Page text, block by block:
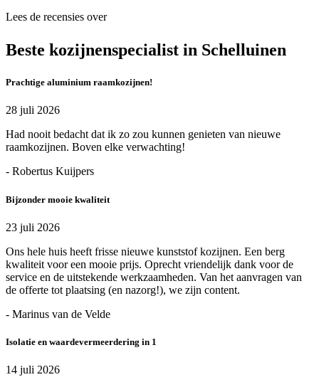
Lees de recensies over
Beste kozijnenspecialist in Schelluinen
Prachtige aluminium raamkozijnen!
28 juli 2026
Had nooit bedacht dat ik zo zou kunnen genieten van nieuwe
raamkozijnen. Boven elke verwachting!
- Robertus Kuijpers
Bijzonder mooie kwaliteit
23 juli 2026
Ons hele huis heeft frisse nieuwe kunststof kozijnen. Een berg
kwaliteit voor een mooie prijs. Oprecht vriendelijk dank voor de
service en de uitstekende werkzaamheden. Van het aanvragen van
de offerte tot plaatsing (en nazorg!), we zijn content.
- Marinus van de Velde
Isolatie en waardevermeerdering in 1
14 juli 2026